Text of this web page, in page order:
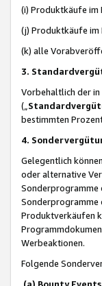
(i) Produktkäufe im
(j) Produktkäufe im
(k) alle
3.
Vorbehaltlich der in
(„
bestimmten
4.
Gelegentlich
oder alternative
Sonderprogramme
Sonderprogramme
Produktverkäufen
Werbeaktionen.
Folgende
(a) Bounty Events